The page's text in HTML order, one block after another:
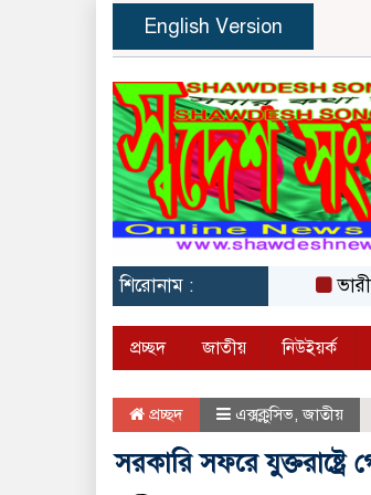
English Version
শিরোনাম : ভারী
প্রচ্ছদ জাতীয় নিউইয়র্ক
প্রচ্ছদ এক্সক্লুসিভ,জাতীয়
সরকারি সফরে যুক্তরাষ্ট্রে